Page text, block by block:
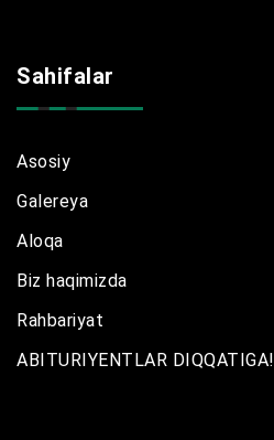
Sahifalar
Asosiy
Galereya
Aloqa
Biz haqimizda
Rahbariyat
ABITURIYENTLAR DIQQATIGA!